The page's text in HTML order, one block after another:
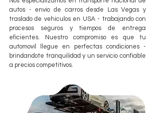
autos - envio de carros desde Las Vegas y
traslado de vehiculos en USA - trabajando con
procesos seguros y tiempos de entrega
eficientes. Nuestro compromiso es que tu
automovil llegue en perfectas condiciones -
brindandote tranquilidad y un servicio confiable
a precios competitivos.